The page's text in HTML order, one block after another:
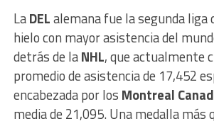
LaDELalemana fue la segunda liga
hielo con mayor asistencia del
detrás de laNHL, que actualmente
promedio de asistencia de 17,452
encabezada por los Montreal
media de 21,095. Una medalla más